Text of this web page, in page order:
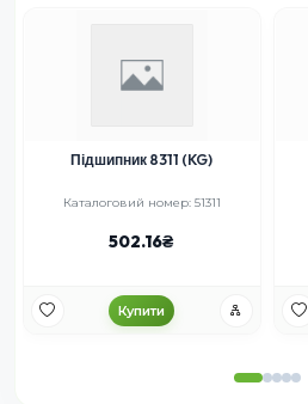
Підшипник 8311 (KG)
Каталоговий номер: 51311
502.16
Купити